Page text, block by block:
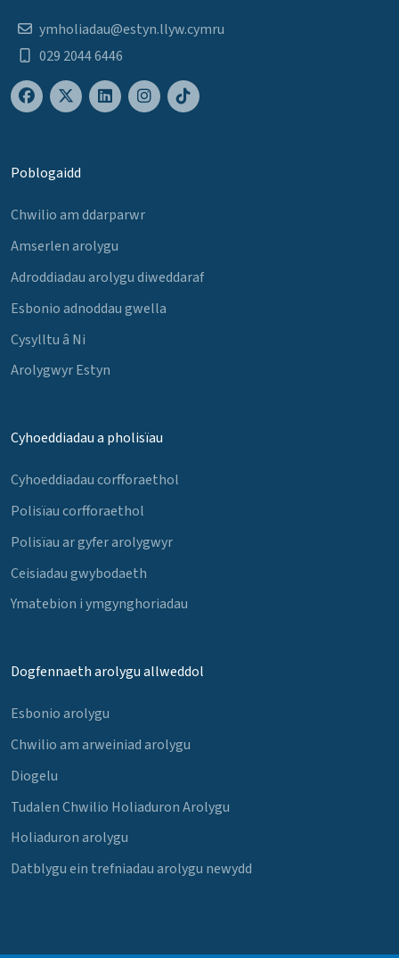
ymholiadau@estyn.llyw.cymru
029 2044 6446
Poblogaidd
Chwilio am ddarparwr
Amserlen arolygu
Adroddiadau arolygu diweddaraf
Esbonio adnoddau gwella
Cysylltu â Ni
Arolygwyr Estyn
Cyhoeddiadau a pholisïau
Cyhoeddiadau corfforaethol
Polisïau corfforaethol
Polisïau ar gyfer arolygwyr
Ceisiadau gwybodaeth
Ymatebion i ymgynghoriadau
Dogfennaeth arolygu allweddol
Esbonio arolygu
Chwilio am arweiniad arolygu
Diogelu
Tudalen Chwilio Holiaduron Arolygu
Holiaduron arolygu
Datblygu ein trefniadau arolygu newydd